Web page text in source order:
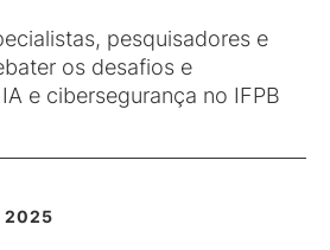
pesquisadores e
os desafios e
e cibersegurança no IFPB
2025